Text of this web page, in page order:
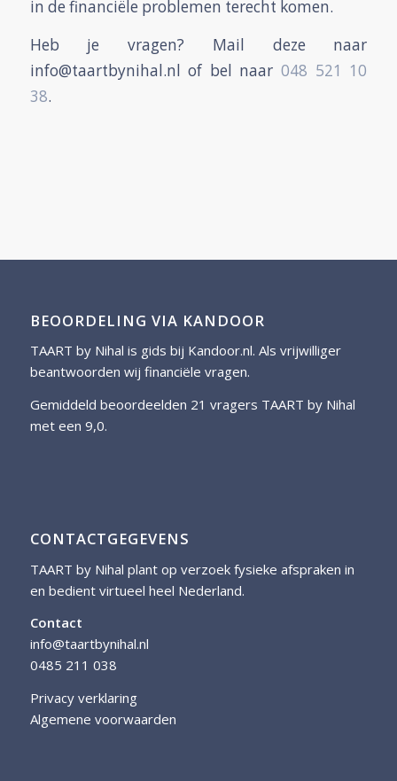
in de financiële problemen terecht komen.
Heb je vragen? Mail deze naar
info@taartbynihal.nl of bel naar048 521 10
38.
BEOORDELING VIA KANDOOR
TAART by Nihal is gids bij Kandoor.nl. Als vrijwilliger
beantwoorden wij financiële vragen.
Gemiddeld beoordeelden 21 vragers TAART by Nihal
met een 9,0.
CONTACTGEGEVENS
TAART by Nihal plant op verzoek fysieke afspraken in
en bedient virtueel heel Nederland.
Contact
info@taartbynihal.nl
0485 211 038
Privacy verklaring
Algemene voorwaarden